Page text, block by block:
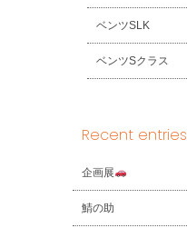
ベンツSLK
ベンツSクラス
Recent entries
企画展
鯖の助